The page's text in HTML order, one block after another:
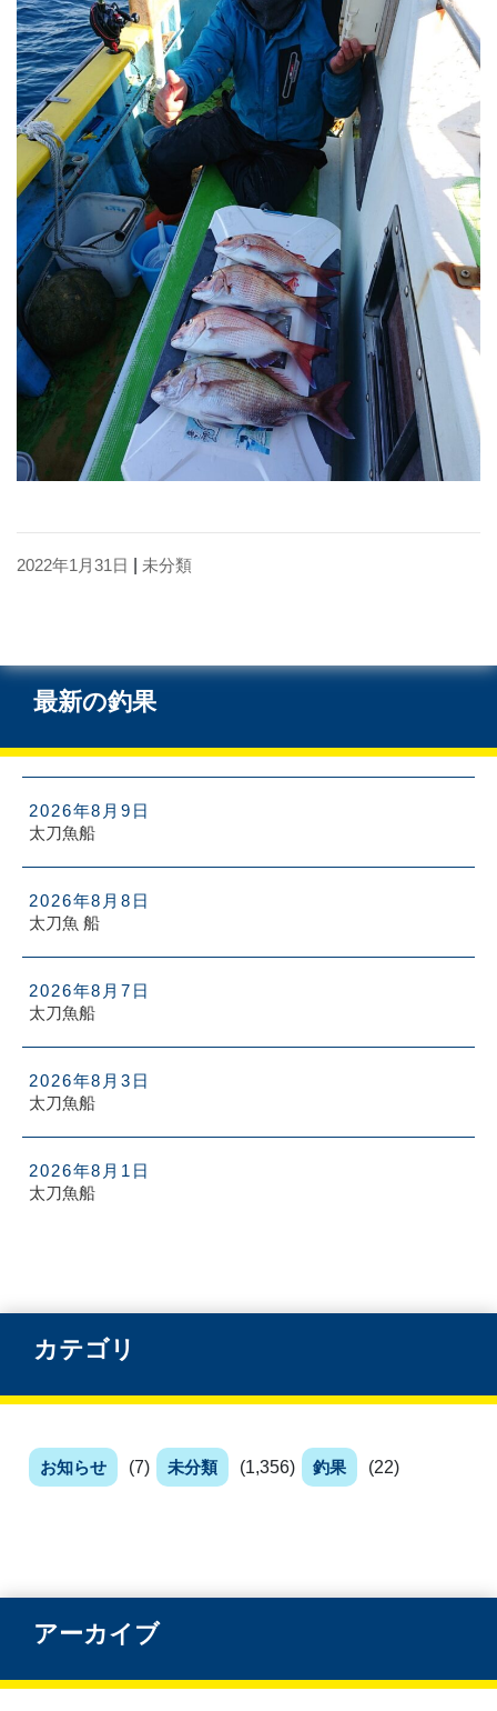
最新の釣果
太刀魚船
2026年8月9日
太刀魚 船
2026年8月8日
太刀魚船
2026年8月7日
太刀魚船
2026年8月3日
太刀魚船
2026年8月1日
カテゴリ
お知らせ (7) 未分類 (1,356) 釣果 (22)
アーカイブ
2022年1月31日 未分類